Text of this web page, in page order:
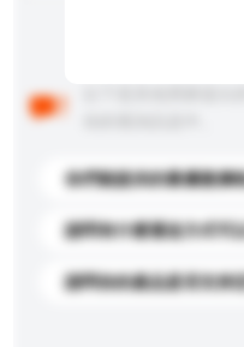
你們能提供的最優惠價
請問有什麼運送方式可
請問你的產品是否支持